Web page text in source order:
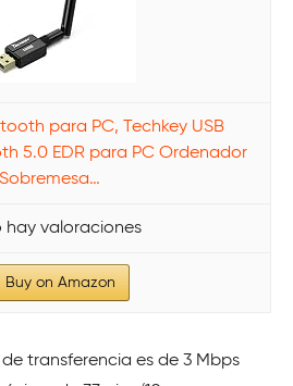
para PC, Techkey USB
5.0 EDR para PC Ordenador
Sobremesa…
hay valoraciones
Buy on Amazon
transferencia es de 3 Mbps